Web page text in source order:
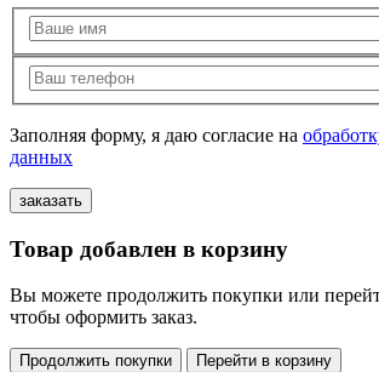
Заполняя форму, я даю согласие на
данных
Товар добавлен в корзину
Вы можете продолжить покупки или
чтобы оформить заказ.
Продолжить покупки Перейти в корзину